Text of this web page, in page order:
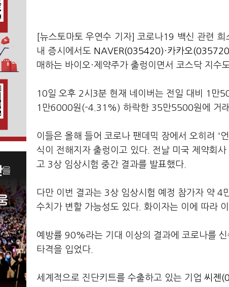
[뉴스토마토 우연수 기자] 코로나19 백신 관련
내 증시에서도 NAVER(035420) ·카카오
매하는 바이오·제약주가 출렁이면서 코스닥 지수
10일 오후 2시3분 현재 네이버는 전일 대비 1만
1만6000원(-4.31%) 하락한 35만5500원에 거래
이들은 올해 들어 코로나 팬데믹 장에서 오히려 '
식이 전해지자 출렁이고 있다. 전날 미국 제약회
고 3상 임상시험 중간 결과를 발표했다.
다만 이번 결과는 3상 임상시험 예정 참가자 약
수치가 변할 가능성도 있다. 화이자는 이에 따라
예방률 90%라는 기대 이상의 결과에 코로나를
타격을 입었다.
세계적으로 진단키트를 수출하고 있는 기업 씨젠